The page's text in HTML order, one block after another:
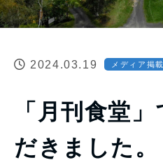
2024.03.19 メディア掲
「月刊食堂
だきました。